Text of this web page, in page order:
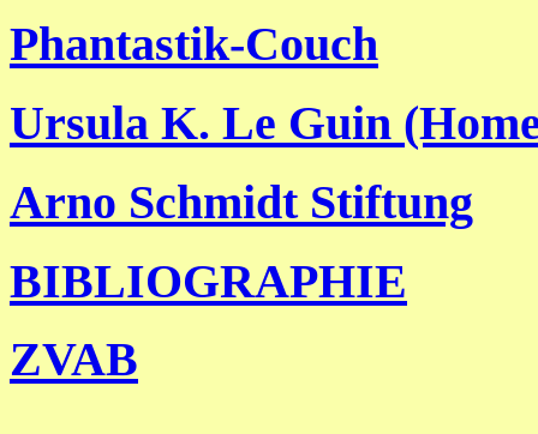
Phantastik-Couch
Ursula K. Le Guin
Arno Schmidt Stiftung
BIBLIOGRAPHIE
ZVAB